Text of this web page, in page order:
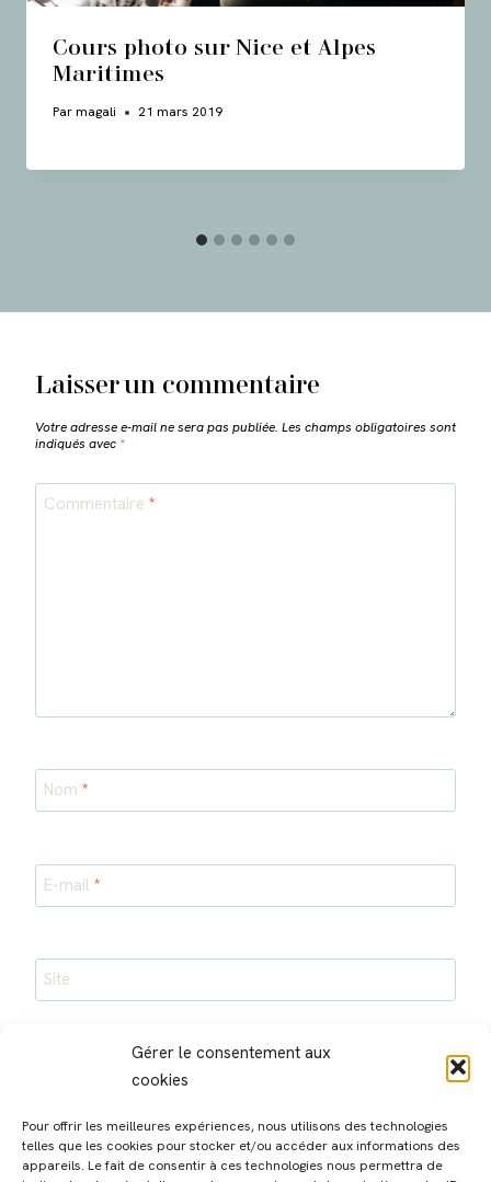
Gérer le consentement aux
cookies
Pour offrir les meilleures expériences, nous utilisons des technologies
telles que les cookies pour stocker et/ou accéder aux informations des
appareils. Le fait de consentir à ces technologies nous permettra de
Cours photo sur Nice et Alpes
Maritimes
Parmagali 21 mars 2019
Laisser un commentaire
Votre adresse e-mail ne sera pas publiée. Les champs obligatoires sont
indiqués avec *
Commentaire *
Nom *
E-mail *
Site
navigateur pour mon prochain commentaire.